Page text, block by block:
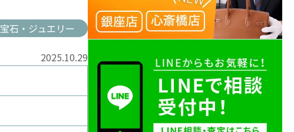
宝石・ジュエリー
2025.10.29